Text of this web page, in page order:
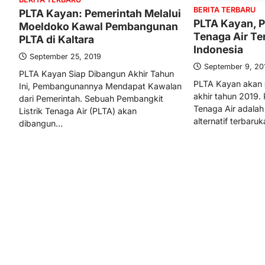
PLTA Kayan: Pemerintah Melalui
Moeldoko Kawal Pembangunan
PLTA di Kaltara
September 25, 2019
PLTA Kayan Siap Dibangun Akhir Tahun
Ini, Pembangunannya Mendapat Kawalan
dari Pemerintah. Sebuah Pembangkit
Listrik Tenaga Air (PLTA) akan
dibangun…
BERITA TERBARU
PLTA Kayan,
Tenaga Air
Indonesia
September 9,
PLTA Kayan
akhir tahun 2019.
Tenaga Air
alternatif